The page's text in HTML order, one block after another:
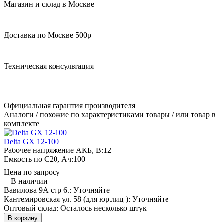
Магазин и склад в Москве
Доставка по Москве 500р
Техническая консультация
Официальная гарантия производителя
Аналоги / похожие по характеристиками товары / или товар в
комплекте
Delta GX 12-100
Рабочее напряжение АКБ, B:12
Емкость по С20, Ач:100
Цена по запросу
В наличии
Вавилова 9А стр 6.: Уточняйте
Кантемировская ул. 58 (для юр.лиц ): Уточняйте
Оптовый склад: Осталось несколько штук
В корзину